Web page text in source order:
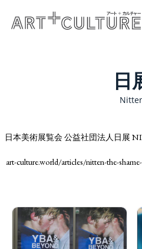
日
日本美術展覧会 公益社団法人日展
art-culture.world/articles/nitten-the-